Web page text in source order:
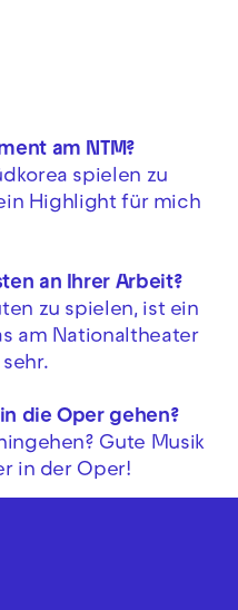
am NTM?
spielen zu
Highlight für mich
an Ihrer Arbeit?
zu spielen, ist ein
am Nationaltheater
die Oper gehen?
Gute Musik
in der Oper!